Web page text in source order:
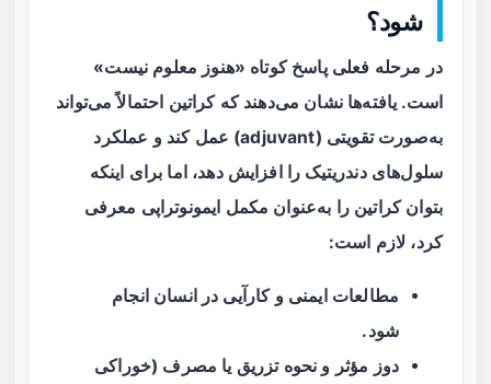
شود؟
در مرحله فعلی پاسخ کوتاه «هنوز معلوم نیست»
است. یافته‌ها نشان می‌دهند که کراتین احتمالاً می‌تواند
به‌صورت تقویتی (adjuvant) عمل کند و عملکرد
سلول‌های دندریتیک را افزایش دهد، اما برای اینکه
بتوان کراتین را به‌عنوان مکمل ایمونوتراپی معرفی
کرد، لازم است:
مطالعات ایمنی و کارآیی در انسان انجام
شود.
دوز مؤثر و نحوه‌ تزریق یا مصرف (خوراکی